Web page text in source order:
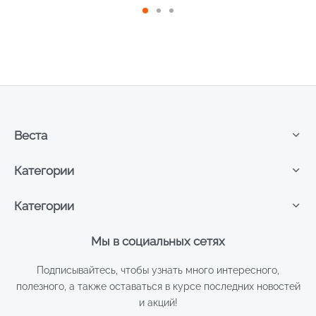
Мы в социальных сетях
Подписывайтесь, чтобы узнать много интересного,
полезного, а также оставаться в курсе последних новостей
и акций!
Категории
Категории
Веста